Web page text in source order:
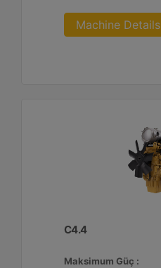
Machine Details
C4.4
Maksimum Güç :